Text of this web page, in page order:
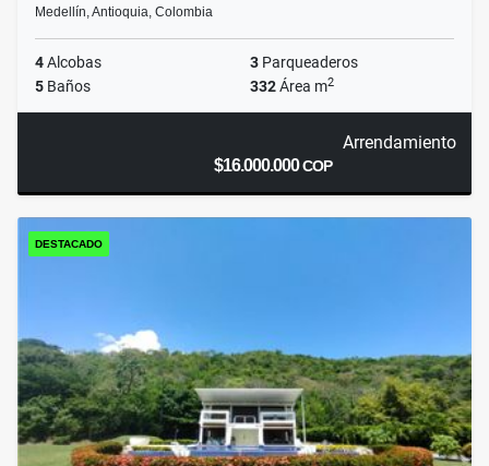
Medellín, Antioquia, Colombia
4Alcobas 3 Parqueaderos
5 Baños 332Área m2
Arrendamiento
$16.000.000COP
DESTACADO